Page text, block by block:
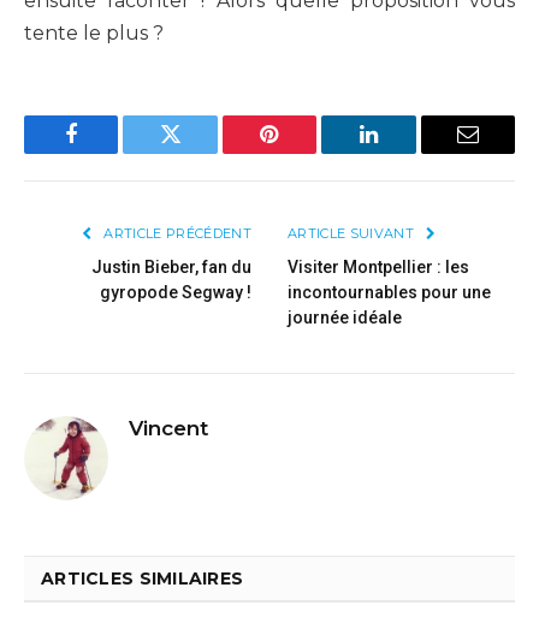
tente le plus ?
Facebook Twitter Pinterest LinkedIn Email
ARTICLE PRÉCÉDENT
Justin Bieber, fan du
gyropode Segway !
ARTICLE SUIVANT
Visiter Montpellier : les
incontournables pour une
journée idéale
Vincent
ARTICLES SIMILAIRES